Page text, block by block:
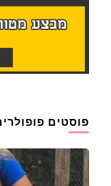
פוסטים